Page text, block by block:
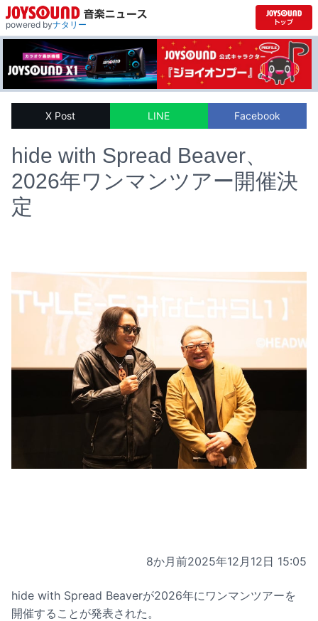
powered byナタリー
X Post LINE Facebook
hide with Spread Beaver、
2026年ワンマンツアー開催決
定
8か月前2025年12月12日 15:05
hide with Spread Beaverが2026年にワンマンツアーを
開催することが発表された。